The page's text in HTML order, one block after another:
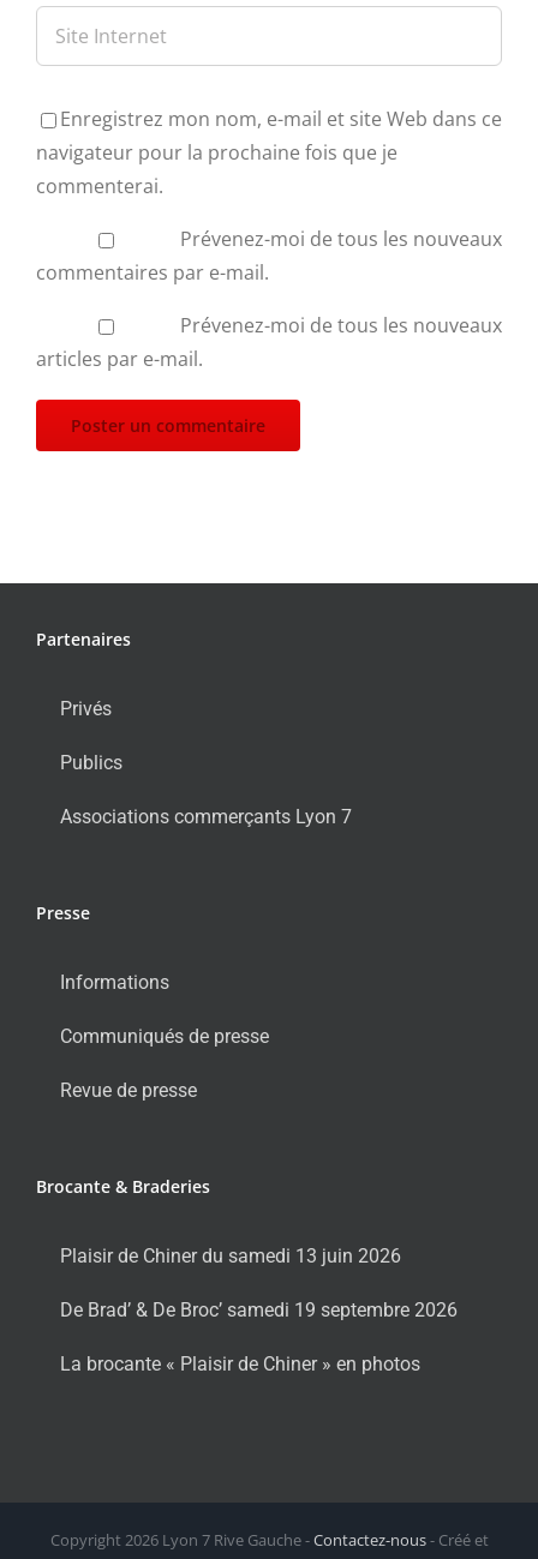
Enregistrez mon nom, e-mail et site Web dans ce
navigateur pour la prochaine fois que je
commenterai.
Prévenez-moi de tous les nouveaux
commentaires par e-mail.
Prévenez-moi de tous les nouveaux
articles par e-mail.
Partenaires
Privés
Publics
Associations commerçants Lyon 7
Presse
Informations
Communiqués de presse
Revue de presse
Brocante & Braderies
Plaisir de Chiner du samedi 13 juin 2026
De Brad’ & De Broc’ samedi 19 septembre 2026
La brocante « Plaisir de Chiner » en photos
Copyright 2026 Lyon 7 Rive Gauche -Contactez-nous- Créé et